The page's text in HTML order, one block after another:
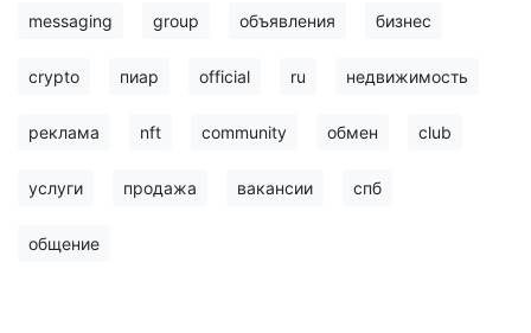
messaging group объявления бизнес
crypto пиар official ru недвижимость
реклама nft community обмен club
услуги продажа вакансии спб
общение